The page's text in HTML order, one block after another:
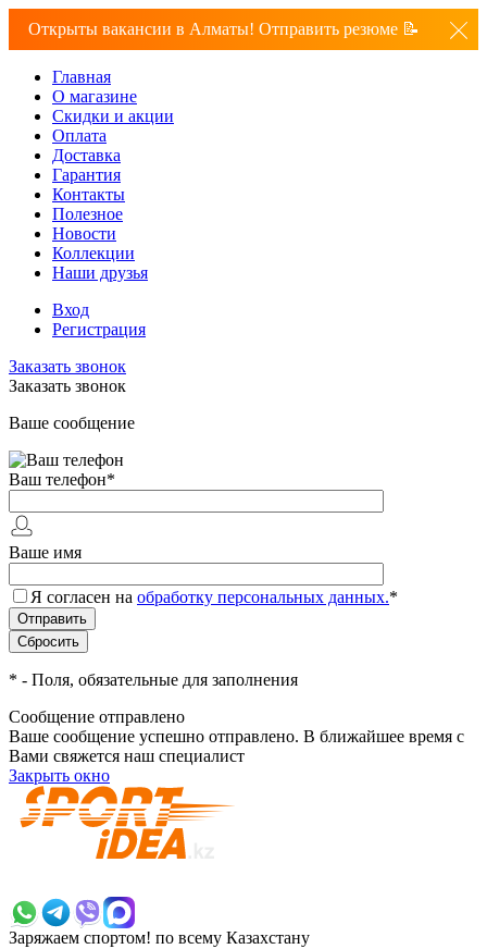
Открыты вакансии в Алматы! Отправить резюме 📝
Главная
О магазине
Скидки и акции
Оплата
Доставка
Гарантия
Контакты
Полезное
Новости
Коллекции
Наши друзья
Вход
Регистрация
Заказать звонок
Заказать звонок
Ваше сообщение
Ваш телефон*
Ваше имя
Я согласен на обработку персональных данных.*
* - Поля, обязательные для заполнения
Сообщение отправлено
Ваше сообщение успешно отправлено. В ближайшее время с
Вами свяжется наш специалист
Закрыть окно
Заряжаем спортом! по всему Казахстану